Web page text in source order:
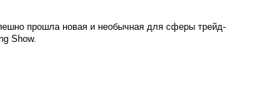
прошла новая и необычная для сферы трейд-
Show.